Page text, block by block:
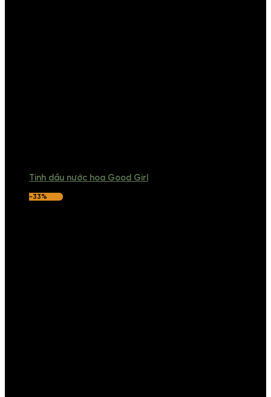
Tinh dầu nước hoa Good Girl
-33%